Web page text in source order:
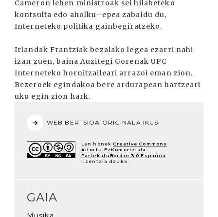
Cameron lehen ministroak sei hilabeteko
kontsulta edo aholku–epea zabaldu du,
Interneteko politika gainbegiratzeko.
Irlandak Frantziak bezalako legea ezarri nahi
izan zuen, baina Auzitegi Gorenak UPC
Interneteko hornitzaileari arrazoi eman zion.
Bezeroek egindakoa bere ardurapean hartzeari
uko egin zion hark.
WEB BERTSIOA ORIGINALA IKUSI
Lan honek Creative Commons
Aitortu-EzKomertziala-
PartekatuBerdin 3.0 Espainia
lizentzia dauka.
GAIA